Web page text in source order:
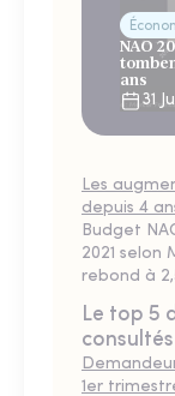
NAO
ans
31
Les
depuis 4
Budget
2021 selon
rebond à
Le top 5
consultés
1er